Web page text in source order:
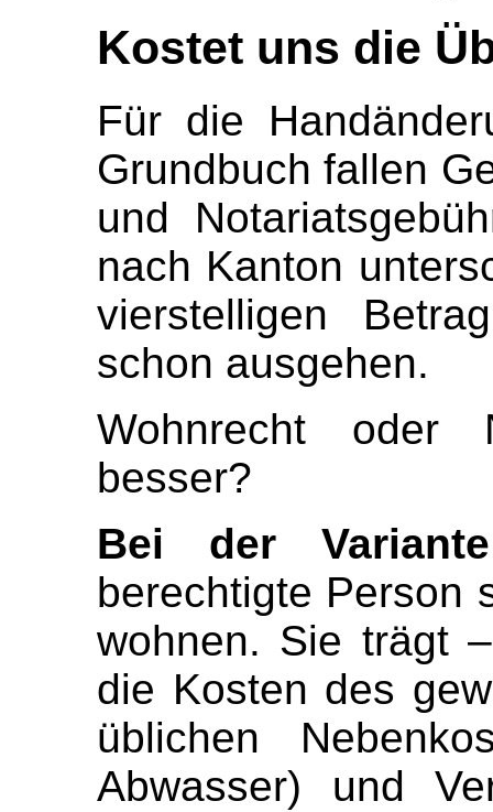
Kostet uns die
Für die
Grundbuch fallen
und
nach Kanton
vierstelligen
schon ausgehen.
Wohnrecht oder
besser?
Bei der
berechtigte Person
wohnen. Sie trägt
die Kosten des
üblichen
Abwasser) und